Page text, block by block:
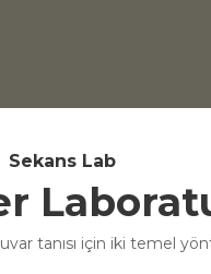
Sekans Lab
tanısı için iki temel